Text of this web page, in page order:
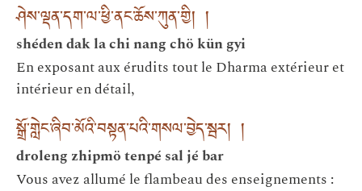
ཤེས་ལྡན་དག་ལ་ཕྱི་ནང་ཆོས་ཀུན་གྱི། །
shéden dak la chi nang chö kün gyi
En exposant aux érudits tout le Dharma extérieur et
intérieur en détail,
སྒྲོ་གླེང་ཞིབ་མོའི་བསྟན་པའི་གསལ་བྱེད་སྦར། །
droleng zhipmö tenpé sal jé bar
Vous avez allumé le flambeau des enseignements :